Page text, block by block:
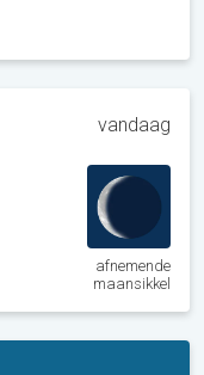
vandaag
afnemende
maansikkel